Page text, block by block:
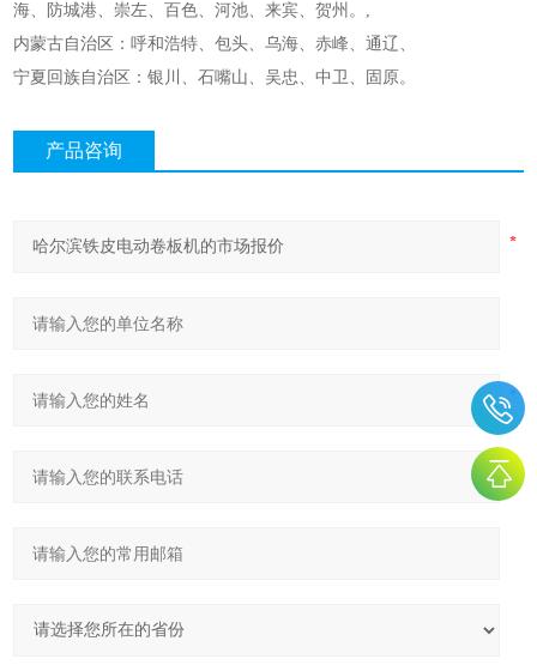
海、防城港、崇左、百色、河池、来宾、贺州。,
内蒙古自治区：呼和浩特、包头、乌海、赤峰、通辽、
宁夏回族自治区：银川、石嘴山、吴忠、中卫、固原。
产品咨询